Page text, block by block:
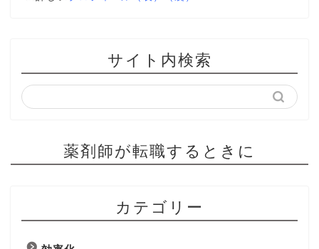
サイト内検索
薬剤師が転職するときに
カテゴリー